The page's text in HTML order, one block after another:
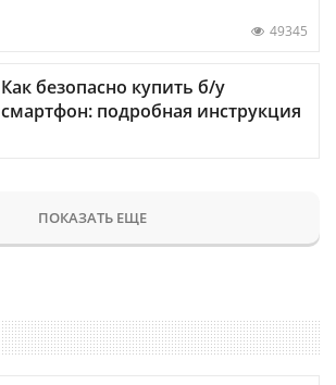
49345
Как безопасно купить б/у
смартфон: подробная инструкция
ПОКАЗАТЬ ЕЩЕ